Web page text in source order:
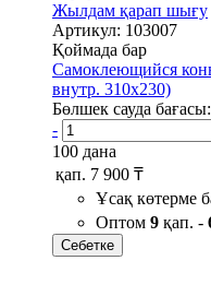
Жылдам қарап шығу
Артикул: 103007
Қоймада бар
Самоклеющийся
внутр. 310х230)
Бөлшек сауда бағасы:
-
100 дана
қап. 7 900 ₸
Ұсақ көтерме
Оптом 9 қап. -
Себетке